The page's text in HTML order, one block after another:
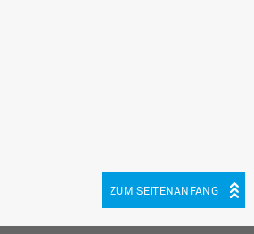
ZUM SEITENANFANG